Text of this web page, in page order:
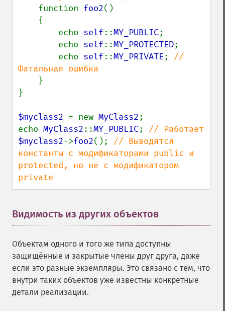
function foo2()
        echo
self::MY_PUBLIC;
        echo
self::MY_PROTECTED;
        echo
self::MY_PRIVATE; //
Фатальная ошибка
}
}
$myclass2 = new MyClass2;
echo MyClass2::MY_PUBLIC;
$myclass2->foo2(); // Выводятся
константы с модификаторами public и
protected, но не с модификатором
private
Видимость из других объектов
Объектам одного и того же типа доступны
защищённые и закрытые члены друг друга, даже
если это разные экземпляры. Это связано с тем, что
внутри таких объектов уже известны конкретные
детали реализации.